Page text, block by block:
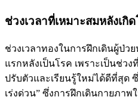
ช่วงเวลาที่เหมาะสมหลังเกิ
ช่วงเวลาทองในการฝึกเดินผู้ป่ว
แรกหลังเป็นโรค เพราะเป็นช่ว
ปรับตัวและเรียนรู้ใหม่ได้ดีที่สุด
เร่งด่วน” ซึ่งการฝึกเดินกายภา